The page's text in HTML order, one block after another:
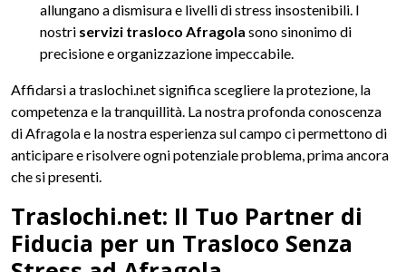
allungano a dismisura e livelli di stress insostenibili. I
nostri servizi trasloco Afragola sono sinonimo di
precisione e organizzazione impeccabile.
Affidarsi a traslochi.net significa scegliere la protezione, la
competenza e la tranquillità. La nostra profonda conoscenza
di Afragola e la nostra esperienza sul campo ci permettono di
anticipare e risolvere ogni potenziale problema, prima ancora
che si presenti.
Traslochi.net: Il Tuo Partner di
Fiducia per un Trasloco Senza